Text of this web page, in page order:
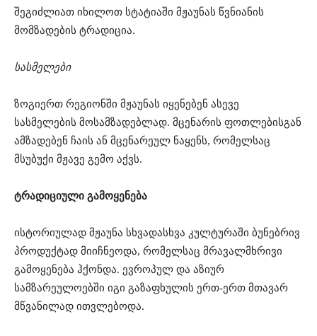
შეგიძლიათ იხილოთ სტატიაში მჟაუნას წვნიანის
მომზადების ტრადიცია.
სასმელები
ზოგიერთ რეგიონში მჟაუნას იყენებენ ასევე
სასმელების მოსამზადებლად. მცენარის ფოთლებისგან
ამზადებენ ჩაის ან მცენარეულ ნაყენს, რომელსაც
მსუბუქი მჟავე გემო აქვს.
ტრადიციული გამოყენება
ისტორიულად მჟაუნა სხვადასხვა კულტურაში ბუნებრივ
პროდუქტად მიიჩნეოდა, რომელსაც მრავალმხრივი
გამოყენება ჰქონდა. ევროპულ და აზიურ
სამზარეულოებში იგი გაზაფხულის ერთ-ერთ მთავარ
მწვანილად ითვლებოდა.